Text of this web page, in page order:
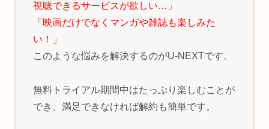
視聴できるサービスが欲しい…」
「映画だけでなくマンガや雑誌も楽しみた
い！」
このような悩みを解決するのがU-NEXTです。
無料トライアル期間中はたっぷり楽しむことが
でき、満足できなければ解約も簡単です。